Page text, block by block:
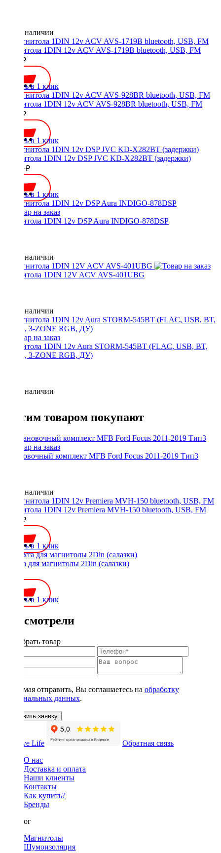
Нет в наличии
Магнитола 1DIN 12v ACV AVS-1719B bluetooth, USB, FM
2800 ₽
Купить в 1 клик
Магнитола 1DIN 12v ACV AVS-928BR bluetooth, USB, FM
2800 ₽
Купить в 1 клик
Магнитола 1DIN 12v DSP JVC KD-X282BT (задержки)
13500 ₽
Купить в 1 клик
Магнитола 1DIN 12v DSP Aura INDIGO-878DSP
Нет в наличии
Магнитола 1DIN 12V ACV AVS-401UBG
Нет в наличии
Магнитола 1DIN 12v Aura STORM-545BT (FLAC, USB, BT,
3RCA, 3-ZONE RGB, ДУ)
Нет в наличии
С этим товаром покупают
Установочный комплект MFB Ford Focus 2011-2019 Тип3
Нет в наличии
Магнитола 1DIN 12v Premiera MVH-150 bluetooth, USB, FM
2500 ₽
Купить в 1 клик
Шахта для магнитолы 2Din (салазки)
Купить в 1 клик
Вы смотрели
Подобрать товар
Нажимая отправить, Вы соглашаетесь на обработку
персональных данных.
Оставить заявку
Обратная связь
О нас
Доставка и оплата
Наши клиенты
Контакты
Как купить?
Бренды
Каталог
Магнитолы
Шумоизоляция